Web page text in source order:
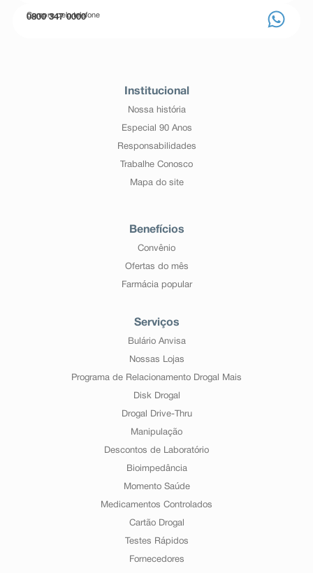
Compre pelo telefone
0800 347 0000
Institucional
Nossa história
Especial 90 Anos
Responsabilidades
Trabalhe Conosco
Mapa do site
Benefícios
Convênio
Ofertas do mês
Farmácia popular
Serviços
Bulário Anvisa
Nossas Lojas
Programa de Relacionamento Drogal Mais
Disk Drogal
Drogal Drive-Thru
Manipulação
Descontos de Laboratório
Bioimpedância
Momento Saúde
Medicamentos Controlados
Cartão Drogal
Testes Rápidos
Fornecedores